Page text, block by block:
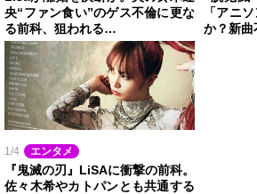
央“ファン食い”のゲス不倫に更な
る前科、狙われる…
「アニ
か？新
1/4 エンタメ
『鬼滅の刃』LiSAに衝撃の前科。
佐々木希やカトパンとも共通する